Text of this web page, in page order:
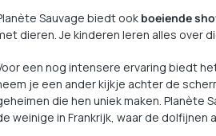
Sauvage biedt ook boeiende
dieren. Je kinderen leren alles over
een nog intensere ervaring biedt
je een ander kijkje achter de
die hen uniek maken. Planète
weinige in Frankrijk, waar de